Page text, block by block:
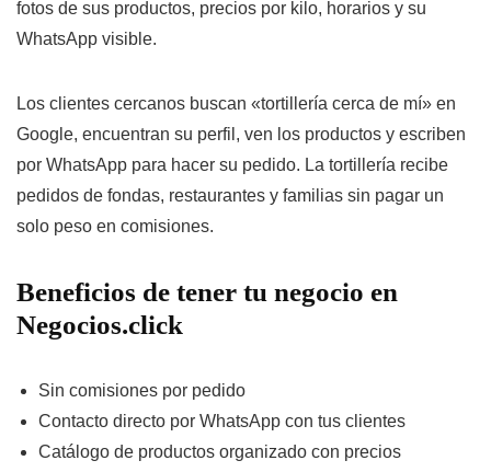
fotos de sus productos, precios por kilo, horarios y su
WhatsApp visible.
Los clientes cercanos buscan «tortillería cerca de mí» en
Google, encuentran su perfil, ven los productos y escriben
por WhatsApp para hacer su pedido. La tortillería recibe
pedidos de fondas, restaurantes y familias sin pagar un
solo peso en comisiones.
Beneficios de tener tu negocio en
Negocios.click
Sin comisiones por pedido
Contacto directo por WhatsApp con tus clientes
Catálogo de productos organizado con precios